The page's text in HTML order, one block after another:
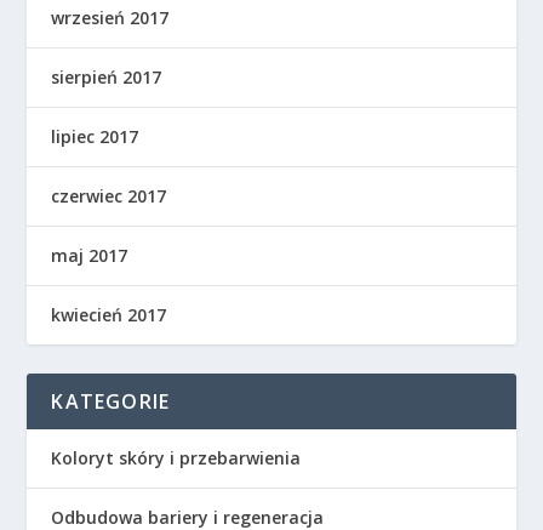
wrzesień 2017
sierpień 2017
lipiec 2017
czerwiec 2017
maj 2017
kwiecień 2017
KATEGORIE
Koloryt skóry i przebarwienia
Odbudowa bariery i regeneracja